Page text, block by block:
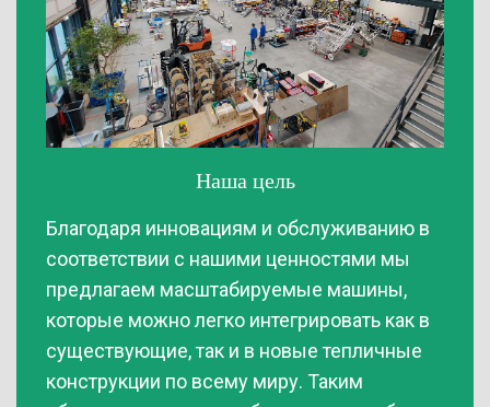
Наша цель
Благодаря инновациям и обслуживанию в
соответствии с нашими ценностями мы
предлагаем масштабируемые машины,
которые можно легко интегрировать как в
существующие, так и в новые тепличные
конструкции по всему миру. Таким